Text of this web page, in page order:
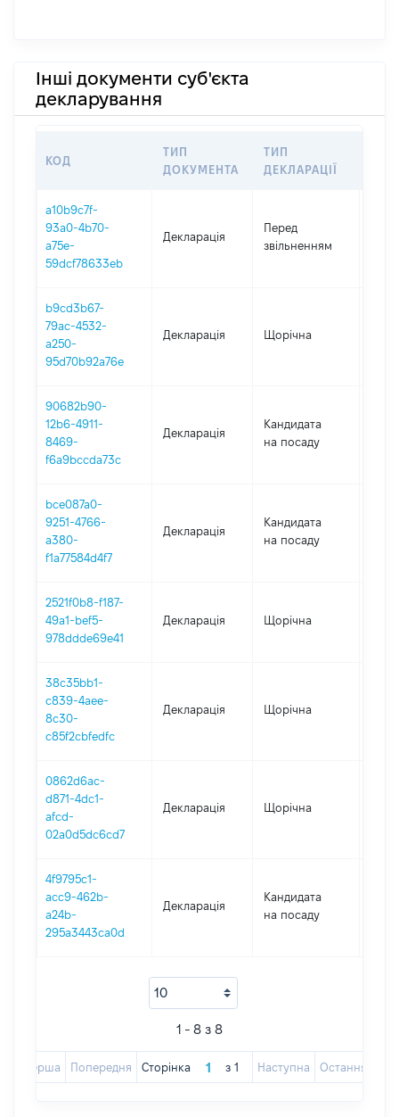
Інші документи суб'єкта
декларування
КОД
ТИП
ДОКУМЕНТА
ТИП
ДЕКЛАРАЦІЇ
a10b9c7f-
93a0-4b70-
a75e-
59dcf78633eb
Декларація
Перед
звільненням
b9cd3b67-
79ac-4532-
a250-
95d70b92a76e
Декларація Щорічна
90682b90-
12b6-4911-
8469-
f6a9bccda73c
Декларація
Кандидата
на посаду
bce087a0-
9251-4766-
a380-
f1a77584d4f7
Декларація
Кандидата
на посаду
2521f0b8-f187-
49a1-bef5-
978ddde69e41
Декларація Щорічна
38c35bb1-
c839-4aee-
8c30-
c85f2cbfedfc
Декларація Щорічна
0862d6ac-
d871-4dc1-
afcd-
02a0d5dc6cd7
Декларація Щорічна
4f9795c1-
acc9-462b-
a24b-
295a3443ca0d
Декларація
Кандидата
на посаду
1 - 8 з 8
Перша Попередня Сторінка з 1 Наступна Остання